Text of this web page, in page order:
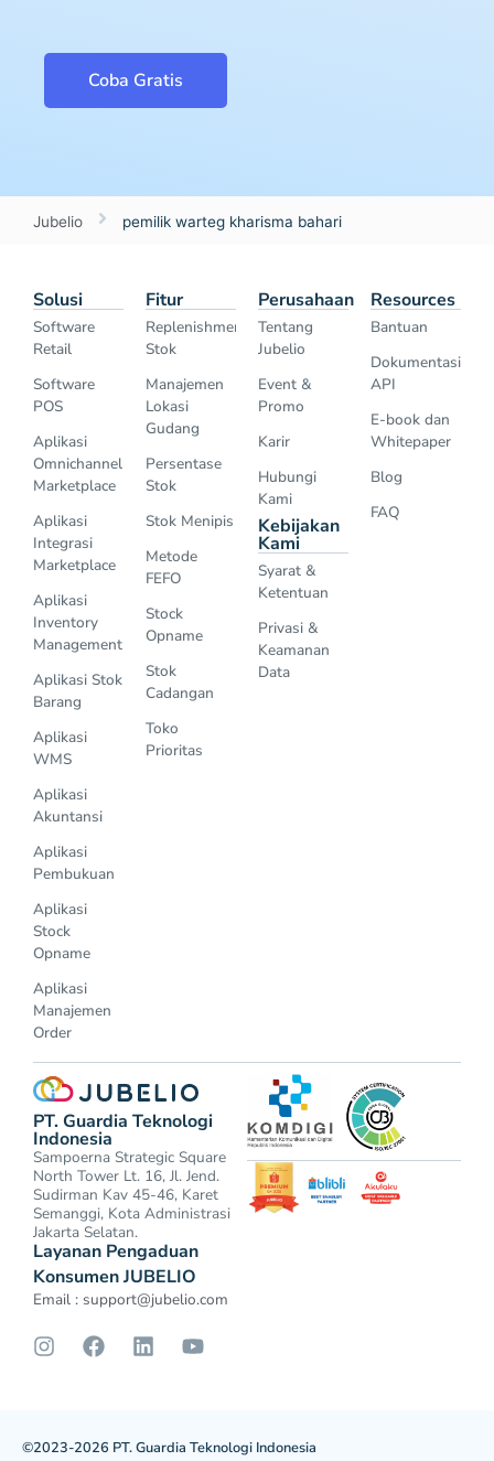
Coba Gratis
Jubelio pemilik warteg kharisma bahari
Solusi
Software
Retail
Software
POS
Aplikasi
Omnichannel
Marketplace
Aplikasi
Integrasi
Marketplace
Aplikasi
Inventory
Management
Aplikasi Stok
Barang
Aplikasi
WMS
Aplikasi
Akuntansi
Aplikasi
Pembukuan
Aplikasi
Stock
Opname
Aplikasi
Manajemen
Order
Fitur
Replenishment
Stok
Manajemen
Lokasi
Gudang
Persentase
Stok
Stok Menipis
Metode
FEFO
Stock
Opname
Stok
Cadangan
Toko
Prioritas
Perusahaan
Tentang
Jubelio
Event &
Promo
Karir
Hubungi
Kami
Kebijakan
Kami
Syarat &
Ketentuan
Privasi &
Keamanan
Data
Resources
Bantuan
Dokumentasi
API
E-book dan
Whitepaper
Blog
FAQ
PT. Guardia Teknologi
Indonesia
Sampoerna Strategic Square
North Tower Lt. 16, Jl. Jend.
Sudirman Kav 45-46, Karet
Semanggi, Kota Administrasi
Jakarta Selatan.
Layanan Pengaduan
Konsumen JUBELIO
Email : support@jubelio.com
©2023-2026 PT. Guardia Teknologi Indonesia